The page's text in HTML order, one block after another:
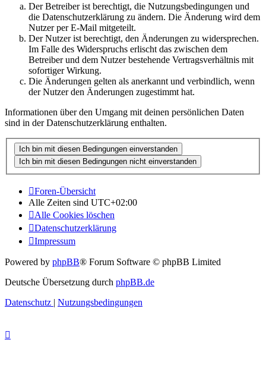
Der Betreiber ist berechtigt, die Nutzungsbedingungen und
die Datenschutzerklärung zu ändern. Die Änderung wird dem
Nutzer per E-Mail mitgeteilt.
Der Nutzer ist berechtigt, den Änderungen zu widersprechen.
Im Falle des Widerspruchs erlischt das zwischen dem
Betreiber und dem Nutzer bestehende Vertragsverhältnis mit
sofortiger Wirkung.
Die Änderungen gelten als anerkannt und verbindlich, wenn
der Nutzer den Änderungen zugestimmt hat.
Informationen über den Umgang mit deinen persönlichen Daten
sind in der Datenschutzerklärung enthalten.
Foren-Übersicht
Alle Zeiten sind UTC+02:00
Alle Cookies löschen
Datenschutzerklärung
Impressum
Powered by phpBB® Forum Software © phpBB Limited
Deutsche Übersetzung durch phpBB.de
Datenschutz | Nutzungsbedingungen